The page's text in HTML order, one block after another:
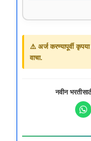
⚠️ अर्ज करण्यापूर्वी
वाचा.
नवीन